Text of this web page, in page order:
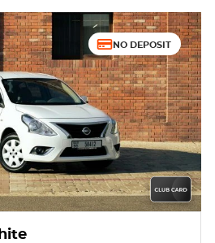
NO DEPOSIT